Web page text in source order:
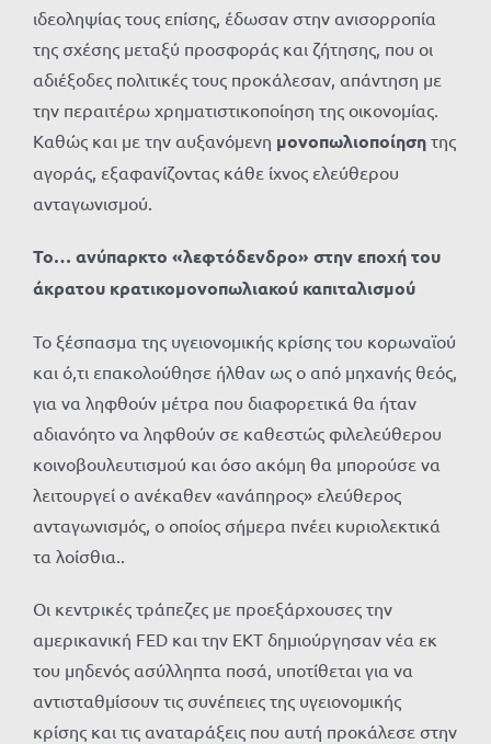
ιδεοληψίας τους επίσης, έδωσαν στην ανισορροπία
της σχέσης μεταξύ προσφοράς και ζήτησης, που οι
αδιέξοδες πολιτικές τους προκάλεσαν, απάντηση με
την περαιτέρω χρηματιστικοποίηση της οικονομίας.
Καθώς και με την αυξανόμενη μονοπωλιοποίηση της
αγοράς, εξαφανίζοντας κάθε ίχνος ελεύθερου
ανταγωνισμού.
Το… ανύπαρκτο «λεφτόδενδρο» στην εποχή του
άκρατου κρατικομονοπωλιακού καπιταλισμού
Το ξέσπασμα της υγειονομικής κρίσης του κορωναϊού
και ό,τι επακολούθησε ήλθαν ως ο από μηχανής θεός,
για να ληφθούν μέτρα που διαφορετικά θα ήταν
αδιανόητο να ληφθούν σε καθεστώς φιλελεύθερου
κοινοβουλευτισμού και όσο ακόμη θα μπορούσε να
λειτουργεί ο ανέκαθεν «ανάπηρος» ελεύθερος
ανταγωνισμός, ο οποίος σήμερα πνέει κυριολεκτικά
τα λοίσθια..
Οι κεντρικές τράπεζες με προεξάρχουσες την
αμερικανική FED και την ΕΚΤ δημιούργησαν νέα εκ
του μηδενός ασύλληπτα ποσά, υποτίθεται για να
αντισταθμίσουν τις συνέπειες της υγειονομικής
κρίσης και τις αναταράξεις που αυτή προκάλεσε στην